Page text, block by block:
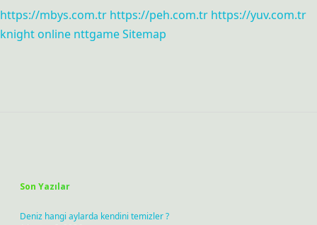
https://mbys.com.tr https://peh.com.tr https://yuv.com.tr
knight online nttgameSitemap
Son Yazılar
Deniz hangi aylarda kendini temizler ?